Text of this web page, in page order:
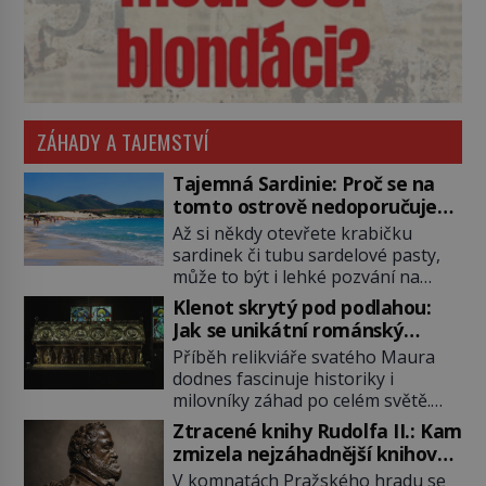
ZÁHADY A TAJEMSTVÍ
Tajemná Sardinie: Proč se na
tomto ostrově nedoporučuje
pytlovat „mořské brambory“?
Až si někdy otevřete krabičku
sardinek či tubu sardelové pasty,
může to být i lehké pozvání na
cestu do srdce Středozemního
moře, na ostrov hrdých Sardů.
Věděli jste, že to byl právě italský
ostrov Sardinie, jenž těmto
produktům moře propůjčil své
jméno. Co dalšího je pro Sardinii
typické a pro Středoevropana
zajímavé? Na mapách má […]
Klenot skrytý pod podlahou:
Jak se unikátní románský
poklad dostal do zapadlého
Bečova?
Příběh relikviáře svatého Maura
dodnes fascinuje historiky i
milovníky záhad po celém světě.
Tato románská zlatnická památka
ze 13. století je po českých
korunovačních klenotech druhým
Ztracené knihy Rudolfa II.: Kam
zmizela nejzáhadnější knihovna
Evropy?
V komnatách Pražského hradu se